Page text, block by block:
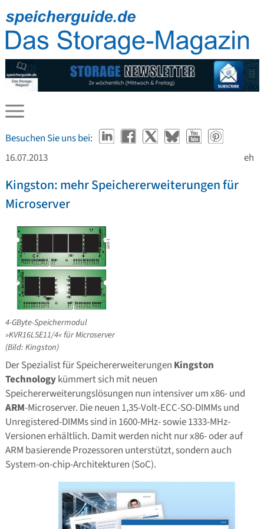
Besuchen Sie uns bei:
16.07.2013
eh
Kingston: mehr Speichererweiterungen für
Microserver
4-GByte-Speichermodul
»KVR16LSE11/4« für Microserver
(Bild: Kingston)
Der Spezialist für Speichererweiterungen Kingston
Technologykümmert sich mit neuen
Speichererweiterungslösungen nun intensiver um x86- und
ARM-Microserver. Die neuen 1,35-Volt-ECC-SO-DIMMs und
Unregistered-DIMMs sind in 1600-MHz- sowie 1333-MHz-
Versionen erhältlich. Damit werden nicht nur x86- oder auf
ARM basierende Prozessoren unterstützt, sondern auch
System-on-chip-Architekturen (SoC).